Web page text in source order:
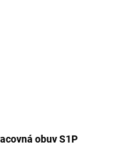
obuv S1P